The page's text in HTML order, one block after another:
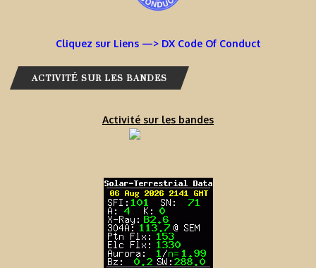
Cliquez sur Liens —> DX Code Of Conduct
ACTIVITÉ SUR LES BANDES
Activité sur les bandes